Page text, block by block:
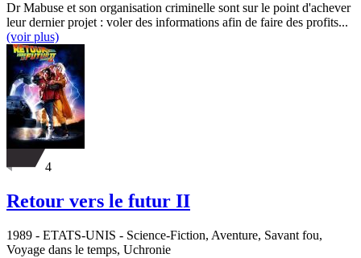
Dr Mabuse et son organisation criminelle sont sur le point d'achever
leur dernier projet : voler des informations afin de faire des profits...
(voir plus)
4
Retour vers le futur II
1989 - ETATS-UNIS - Science-Fiction, Aventure, Savant fou,
Voyage dans le temps, Uchronie